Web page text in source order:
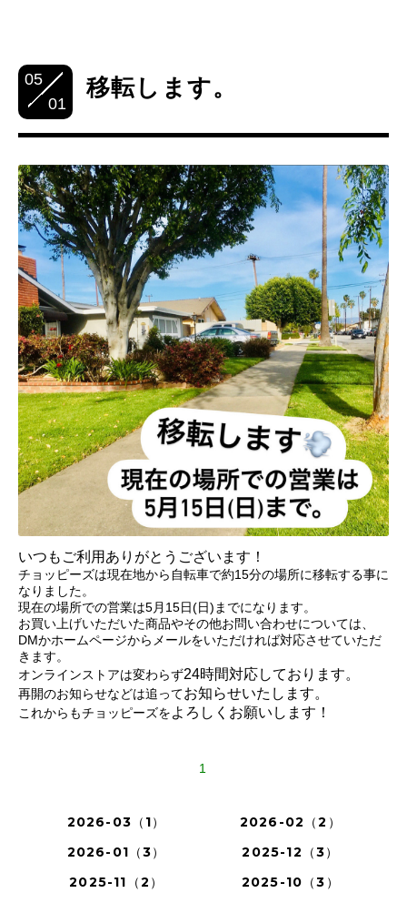
05
01
移転します。
いつもご利用ありがとうございます！
チョッピーズは現在地から自転車で約15分の場所に移転する事に
なりました。
現在の場所での営業は5月15日(日)までになります。
お買い上げいただいた商品やその他お問い合わせについては、
DMかホームページからメールをいただければ対応させていただ
きます。
オンラインストアは変わらず24時間対応しております。
再開のお知らせなどは追ってお知らせいたします。
これからもチョッピーズをよろしくお願いします！
1
2026-03（1）
2026-02（2）
2026-01（3）
2025-12（3）
2025-11（2）
2025-10（3）